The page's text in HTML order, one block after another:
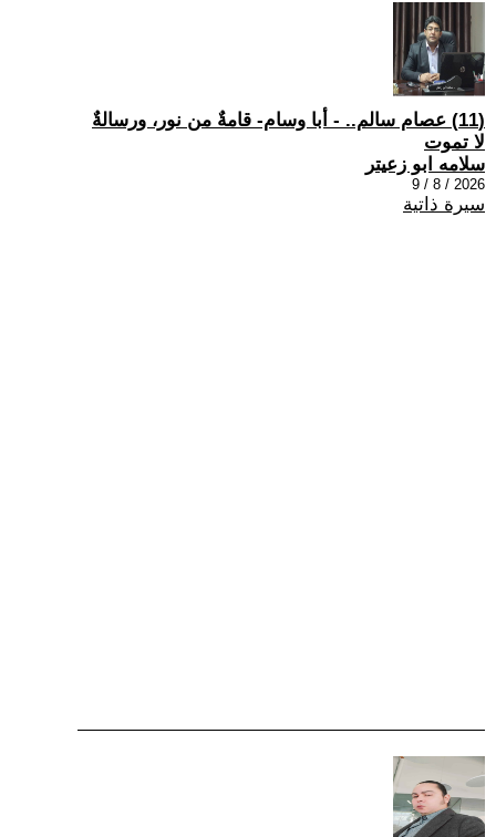
(11) عصام سالم.. - أبا وسام- قامةٌ من نور، ورسالةٌ
لا تموت
سلامه ابو زعيتر
2026 / 8 / 9
سيرة ذاتية